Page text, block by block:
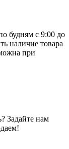
будням с 9:00 до
наличие товара
при
Задайте нам